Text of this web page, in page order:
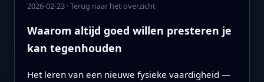
2026-02-23·Terug naar het overzicht
Waarom altijd goed willen presteren je
kan tegenhouden
Het leren van een nieuwe fysieke vaardigheid —